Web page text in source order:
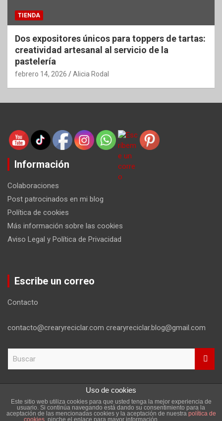
TIENDA
Dos expositores únicos para toppers de tartas:
creatividad artesanal al servicio de la
pastelería
febrero 14, 2026 Alicia Rodal
Información
Colaboraciones
Post patrocinados en mi blog
Política de cookies
Más información sobre las cookies
Aviso Legal y Política de Privacidad
Escribe un correo
Contacto
contacto@crearyreciclar.com crearyreciclar.blog@gmail.com
c
Copyright ©2026
Aviso Legal y Política de Privacidad
Uso de cookies
Este sitio web utiliza cookies para que usted tenga la mejor experiencia de
usuario. Si continúa navegando está dando su consentimiento para la
aceptación de las mencionadas cookies y la aceptación de nuestra política de
cookies , pinche el enlace para mayor información.